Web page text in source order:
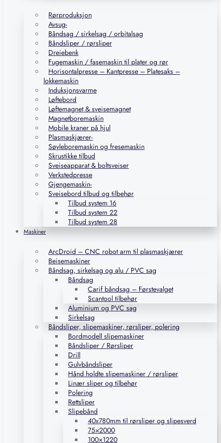
Rørproduksjon
Avsug-
Båndsag / sirkelsag / orbitalsag
Båndsliper / rørsliper
Dreiebenk
Fugemaskin / fasemaskin til plater og rør
Horisontalpresse – Kantpresse – Platesaks –
lokkemaskin
Induksjonsvarme
Løftebord
Løftemagnet & sveisemagnet
Magnetboremaskin
Mobile kraner på hjul
Plasmaskjærer-
Søyleboremaskin og fresemaskin
Skrustikke tilbud
Sveiseapparat & boltsveiser
Verkstedpresse
Gjengemaskin-
Sveisebord tilbud og tilbehør
Tilbud system 16
Tilbud system 22
Tilbud system 28
Maskiner
ArcDroid – CNC robot arm til plasmaskjærer
Beisemaskiner
Båndsag, sirkelsag og alu / PVC sag
Båndsag
Carif båndsag – Førstevalget
Scantool tilbehør
Aluminium og PVC sag
Sirkelsag
Båndsliper, slipemaskiner, rørsliper, polering
Bordmodell slipemaskiner
Båndsliper / Rørsliper
Drill
Gulvbåndsliper
Hånd holdte slipemaskiner / rørsliper
Linær sliper og tilbehør
Polering
Rettsliper
Slipebånd
40x780mm til rørsliper og slipesverd
75×2000
100×1220